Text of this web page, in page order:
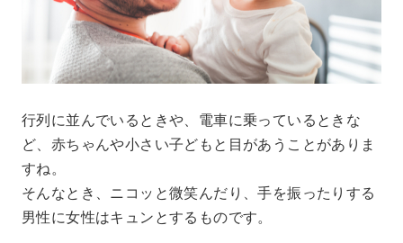
行列に並んでいるときや、電車に乗っているときな
ど、赤ちゃんや小さい子どもと目があうことがありま
すね。
そんなとき、ニコッと微笑んだり、手を振ったりする
男性に女性はキュンとするものです。